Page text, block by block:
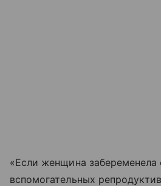
«Если женщина
вспомогательных